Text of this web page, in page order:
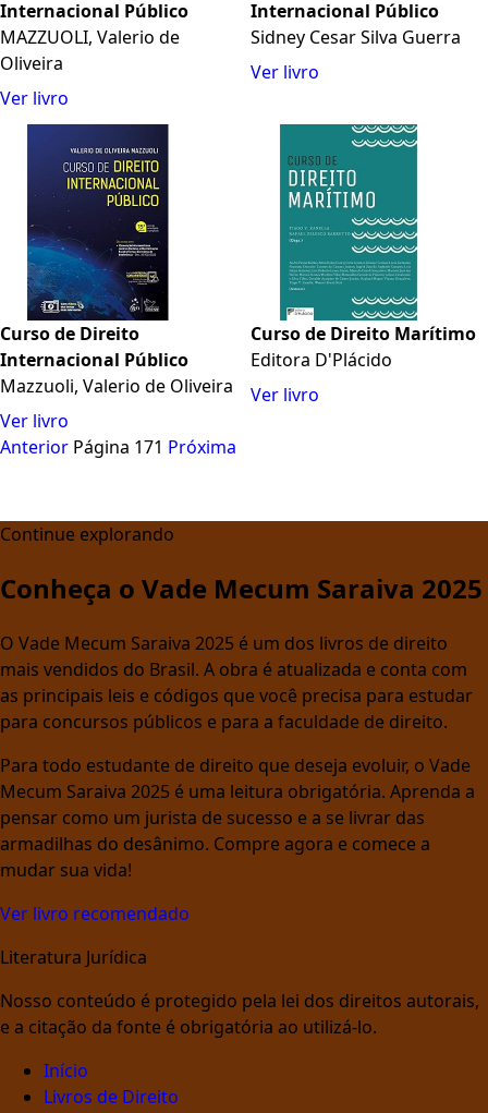
Internacional Público
MAZZUOLI, Valerio de
Oliveira
Ver livro
Internacional Público
Sidney Cesar Silva Guerra
Ver livro
Curso de Direito
Internacional Público
Mazzuoli, Valerio de Oliveira
Ver livro
Curso de Direito Marítimo
Editora D'Plácido
Ver livro
Anterior Página 171 Próxima
Continue explorando
Conheça o Vade Mecum Saraiva 2025
O Vade Mecum Saraiva 2025 é um dos livros de direito
mais vendidos do Brasil. A obra é atualizada e conta com
as principais leis e códigos que você precisa para estudar
para concursos públicos e para a faculdade de direito.
Para todo estudante de direito que deseja evoluir, o Vade
Mecum Saraiva 2025 é uma leitura obrigatória. Aprenda a
pensar como um jurista de sucesso e a se livrar das
armadilhas do desânimo. Compre agora e comece a
mudar sua vida!
Ver livro recomendado
Literatura Jurídica
Nosso conteúdo é protegido pela lei dos direitos autorais,
e a citação da fonte é obrigatória ao utilizá-lo.
Início
Livros de Direito